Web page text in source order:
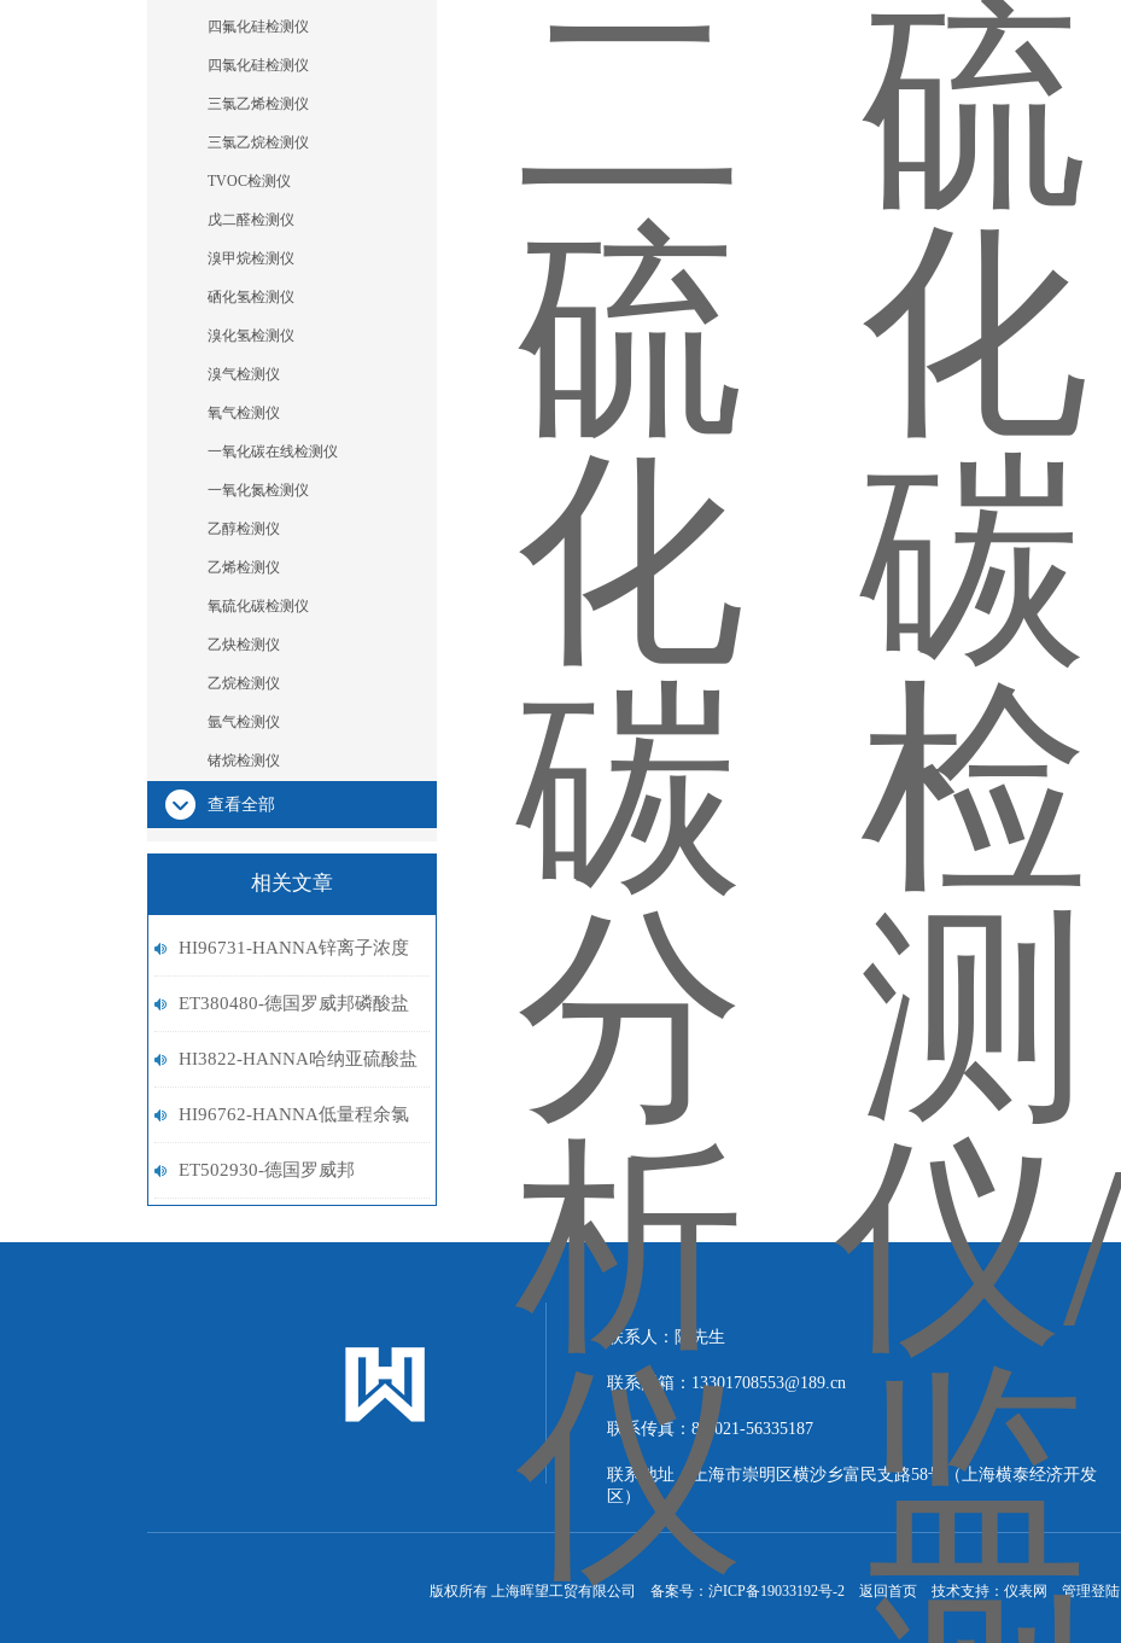
四氟化硅检测仪
四氯化硅检测仪
三氯乙烯检测仪
三氯乙烷检测仪
TVOC检测仪
戊二醛检测仪
溴甲烷检测仪
硒化氢检测仪
溴化氢检测仪
溴气检测仪
氧气检测仪
一氧化碳在线检测仪
一氧化氮检测仪
乙醇检测仪
乙烯检测仪
氧硫化碳检测仪
乙炔检测仪
乙烷检测仪
氩气检测仪
锗烷检测仪
查看全部
相关文章
HI96731-HANNA锌离子浓度
计
ET380480-德国罗威邦磷酸盐
试剂
HI3822-HANNA哈纳亚硫酸盐
试剂盒
HI96762-HANNA低量程余氯
仪
ET502930-德国罗威邦
联系人：陈先生
联系邮箱：13301708553@189.cn
联系传真：86-021-56335187
联系地址：上海市崇明区横沙乡富民支路58号（上海横泰经济开发
区）
版权所有 上海晖望工贸有限公司 备案号： 沪ICP备19033192号-2 返回首页 技术支持： 仪表网 管理登陆